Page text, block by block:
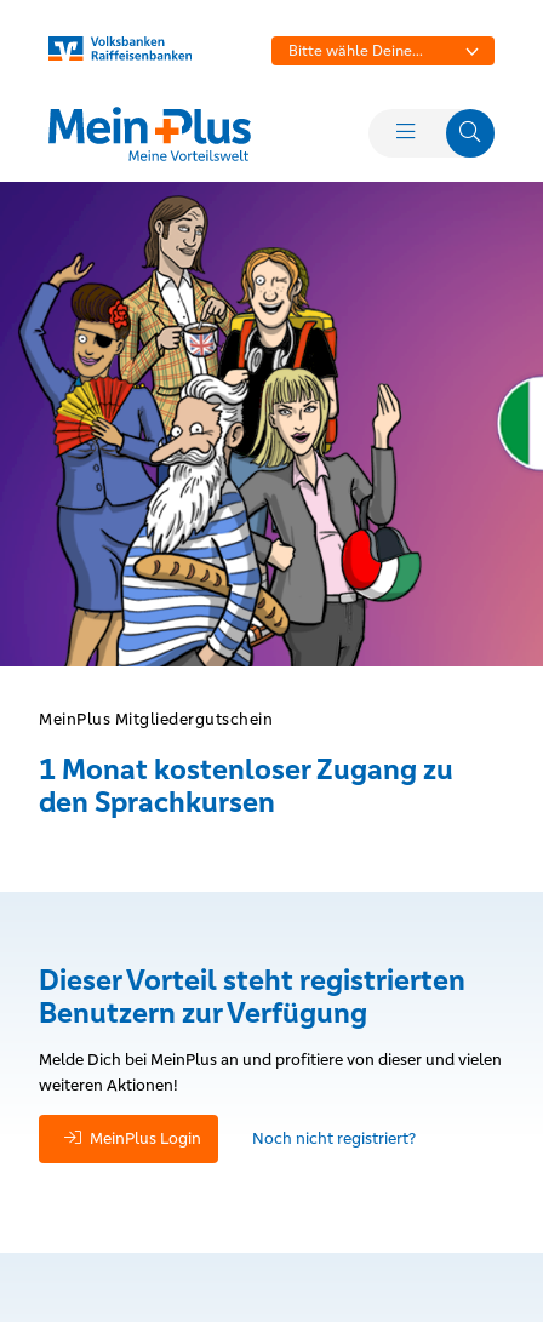
Bitte wähle Deine
MeinPlus Mitgliedergutschein
1 Monat kostenloser Zugang zu
den Sprachkursen
Dieser Vorteil steht registrierten
Benutzern zur Verfügung
Melde Dich bei MeinPlus an und profitiere von dieser und vielen
weiteren Aktionen!
MeinPlus Login Noch nicht registriert?